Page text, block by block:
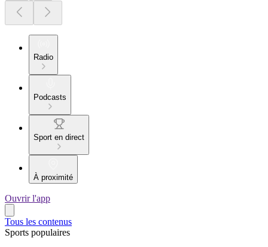
Radio
Podcasts
Sport en direct
À proximité
Ouvrir l'app
Tous les contenus
Sports populaires